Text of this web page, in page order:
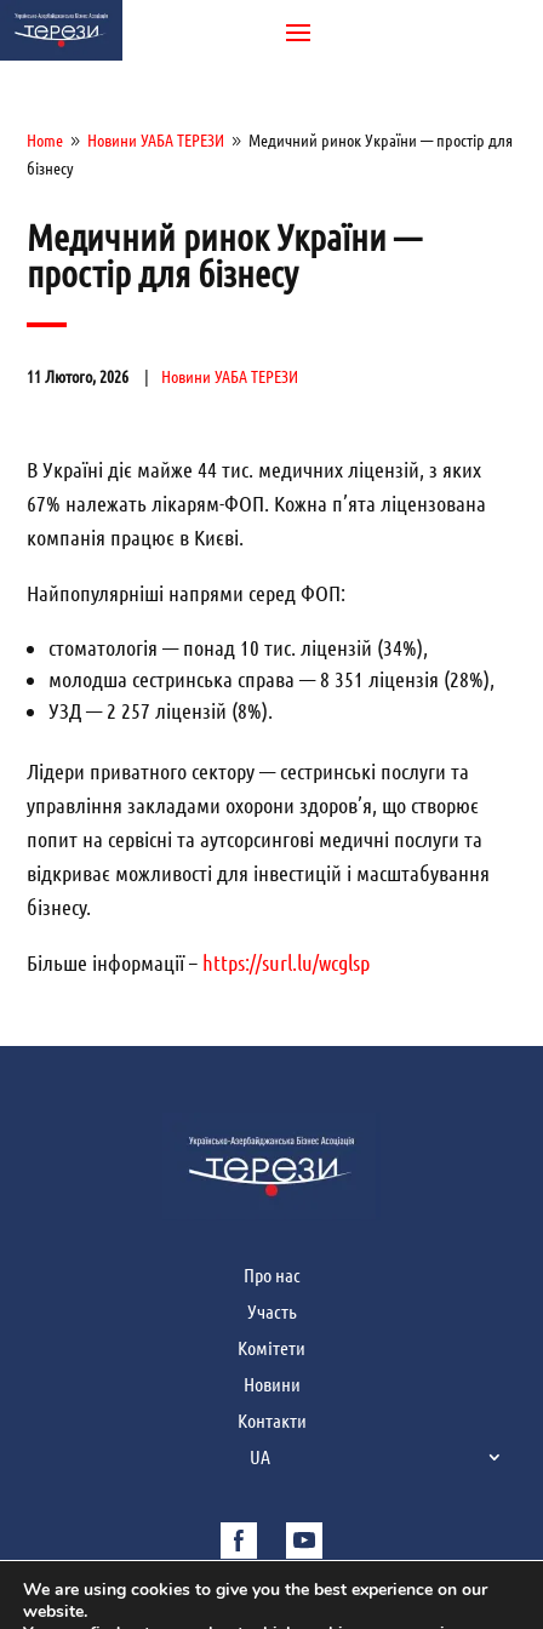
Home 9 Новини УАБА ТЕРЕЗИ 9 Медичний ринок України — простір для
бізнесу
Медичний ринок України —
простір для бізнесу
11 Лютого, 2026 Новини УАБА ТЕРЕЗИ
В Україні діє майже 44 тис. медичних ліцензій, з яких
67% належать лікарям-ФОП. Кожна п’ята ліцензована
компанія працює в Києві.
Найпопулярніші напрями серед ФОП:
стоматологія — понад 10 тис. ліцензій (34%),
молодша сестринська справа — 8 351 ліцензія (28%),
УЗД — 2 257 ліцензій (8%).
Лідери приватного сектору — сестринські послуги та
управління закладами охорони здоров’я, що створює
попит на сервісні та аутсорсингові медичні послуги та
відкриває можливості для інвестицій і масштабування
бізнесу.
Більше інформації – https://surl.lu/wcglsp
Про нас
Участь
Комітети
Новини
Контакти
UA
We are using cookies to give you the best experience on our
website.